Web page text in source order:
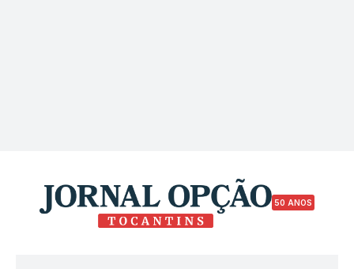
50 ANOS